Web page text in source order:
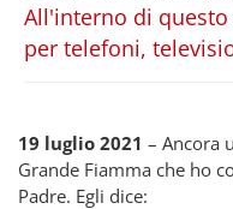
All'interno di
per telefoni,
19 luglio 2021 – Ancora
Grande Fiamma che ho
Padre. Egli dice: